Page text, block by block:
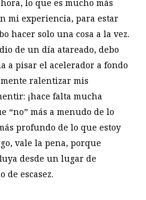
lo que es mucho más
mi experiencia, para estar
hacer solo una cosa a la vez.
de un día atareado, debo
a pisar el acelerador a fondo
ralentizar mis
¡hace falta mucha
“no” más a menudo de lo
profundo de lo que estoy
vale la pena, porque
desde un lugar de
de escasez.